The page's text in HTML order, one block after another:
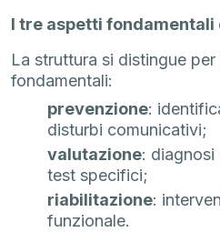
I tre aspetti fondamentali
La struttura si distingue
fondamentali:
prevenzione:
disturbi comunicativi;
valutazione: diagnosi
test specifici;
riabilitazione:
funzionale.